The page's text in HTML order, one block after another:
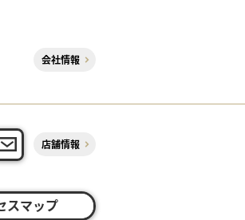
会社情報
店舗情報
スマップ